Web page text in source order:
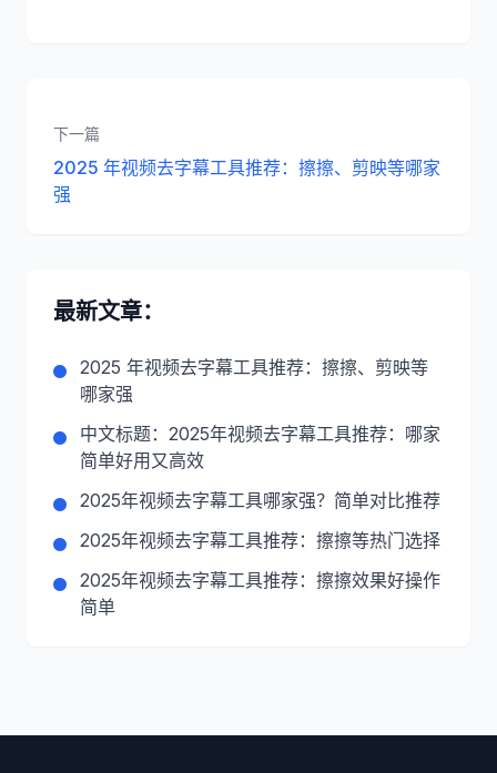
下一篇
2025 年视频去字幕工具推荐：擦擦、剪映等哪家
强
最新文章：
2025 年视频去字幕工具推荐：擦擦、剪映等
哪家强
中文标题：2025年视频去字幕工具推荐：哪家
简单好用又高效
2025年视频去字幕工具哪家强？简单对比推荐
2025年视频去字幕工具推荐：擦擦等热门选择
2025年视频去字幕工具推荐：擦擦效果好操作
简单